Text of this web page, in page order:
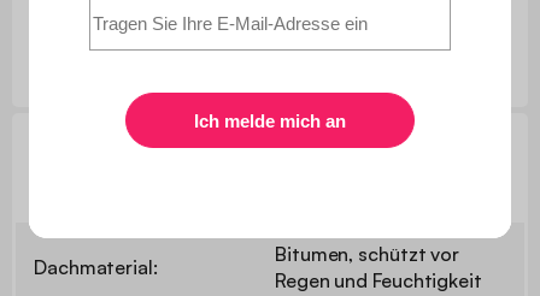
Dachmaterial:
Bitumen, schützt vor
Regen und Feuchtigkeit